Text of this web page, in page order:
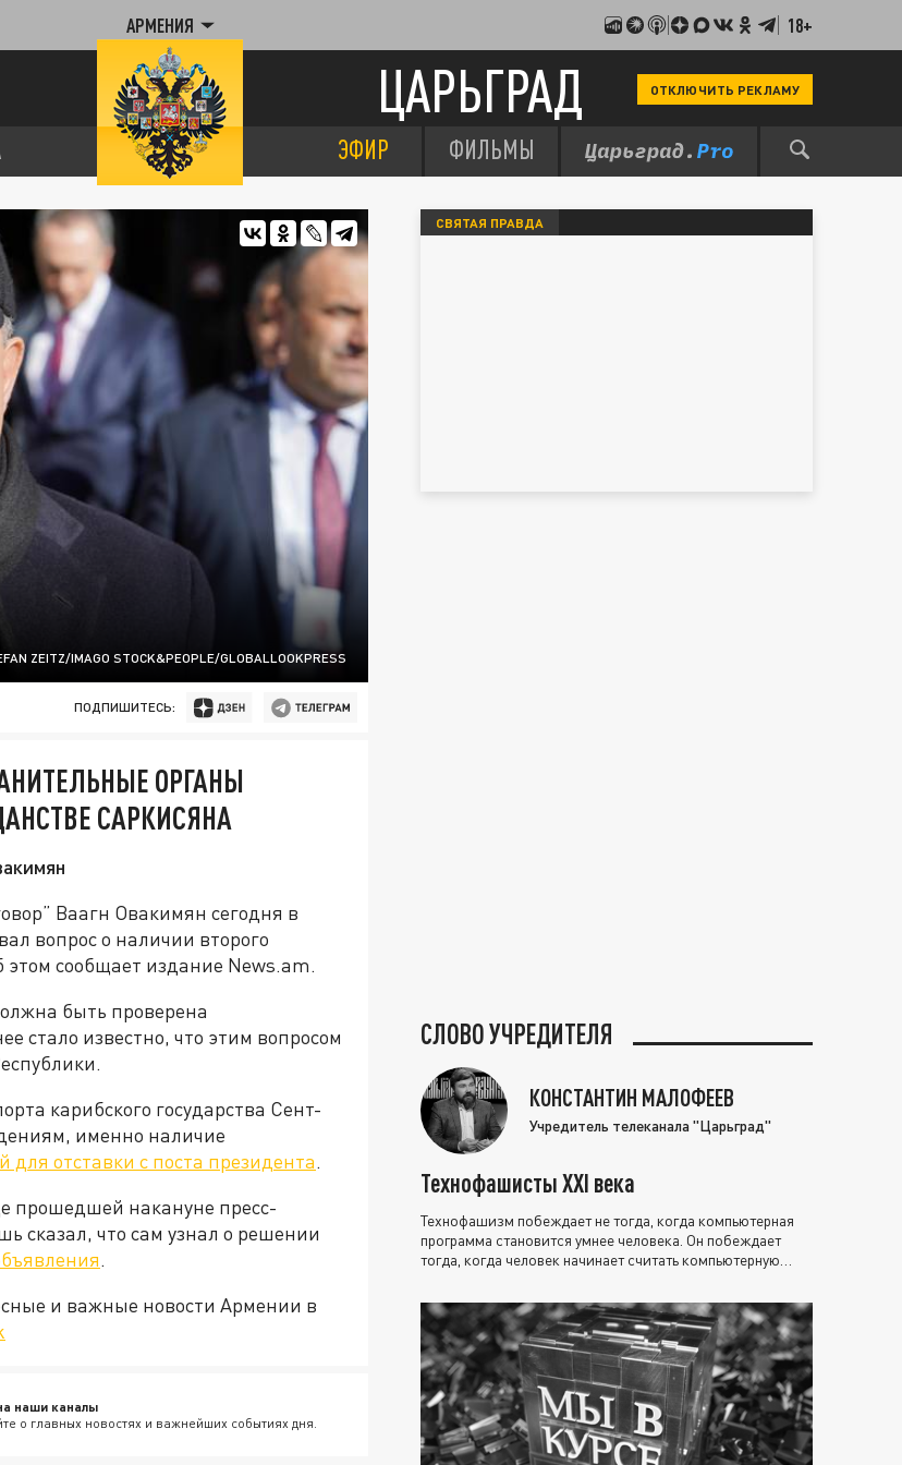
АРМЕНИЯ 18+
ЦАРЬГРАД ОТКЛЮЧИТЬ РЕКЛАМУ
ЭФИР ФИЛЬМЫ
ZEITZ/IMAGO STOCK&PEOPLE/GLOBALLOOKPRESS
ПОДПИШИТЕСЬ:
ОРГАНЫ
САРКИСЯНА
Ваагн Овакимян сегодня в
вопрос о наличии второго
сообщает издание News.am.
быть проверена
стало известно, что этим вопросом
карибского государства Сент-
именно наличие
для отставки с поста президента.
прошедшей накануне пресс-
сказал, что сам узнал о решении
.
и важные новости Армении в
наши каналы
о главных новостях и важнейших событиях дня.
СВЯТАЯ ПРАВДА
СЛОВО УЧРЕДИТЕЛЯ
КОНСТАНТИН МАЛОФЕЕВ
Учредитель телеканала "Царьград"
Технофашисты XXI века
Технофашизм побеждает не тогда, когда компьютерная
программа становится умнее человека. Он побеждает
тогда, когда человек начинает считать компьютерную